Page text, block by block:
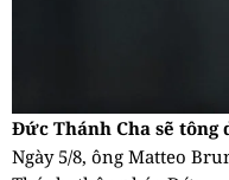
Đức Thánh Cha sẽ
Ngày 5/8, ông Matteo